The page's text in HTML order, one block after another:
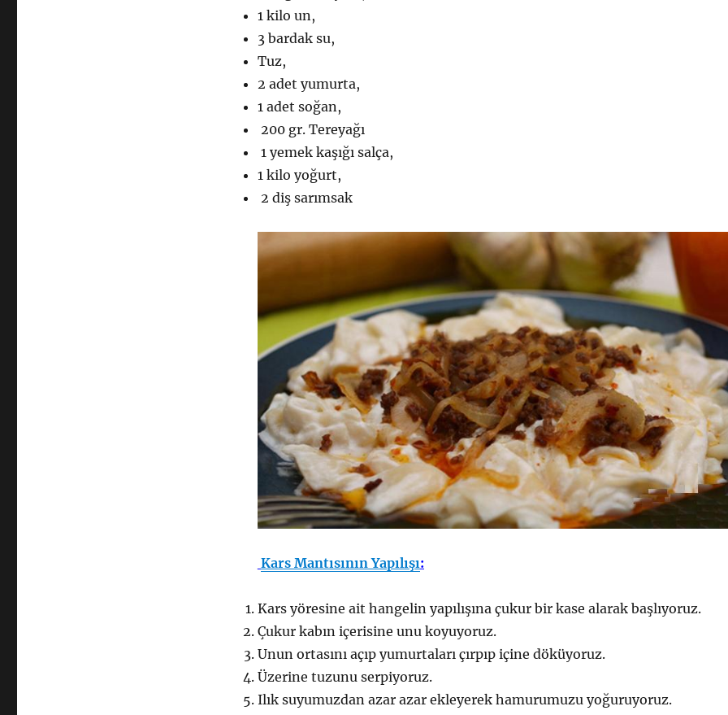
1 kilo un,
3 bardak su,
Tuz,
2 adet yumurta,
1 adet soğan,
200 gr. Tereyağı
1 yemek kaşığı salça,
1 kilo yoğurt,
2 diş sarımsak
Kars Mantısının Yapılışı:
Kars yöresine ait hangelin yapılışına çukur bir kase alarak başlıyoruz.
Çukur kabın içerisine unu koyuyoruz.
Unun ortasını açıp yumurtaları çırpıp içine döküyoruz.
Üzerine tuzunu serpiyoruz.
Ilık suyumuzdan azar azar ekleyerek hamurumuzu yoğuruyoruz.